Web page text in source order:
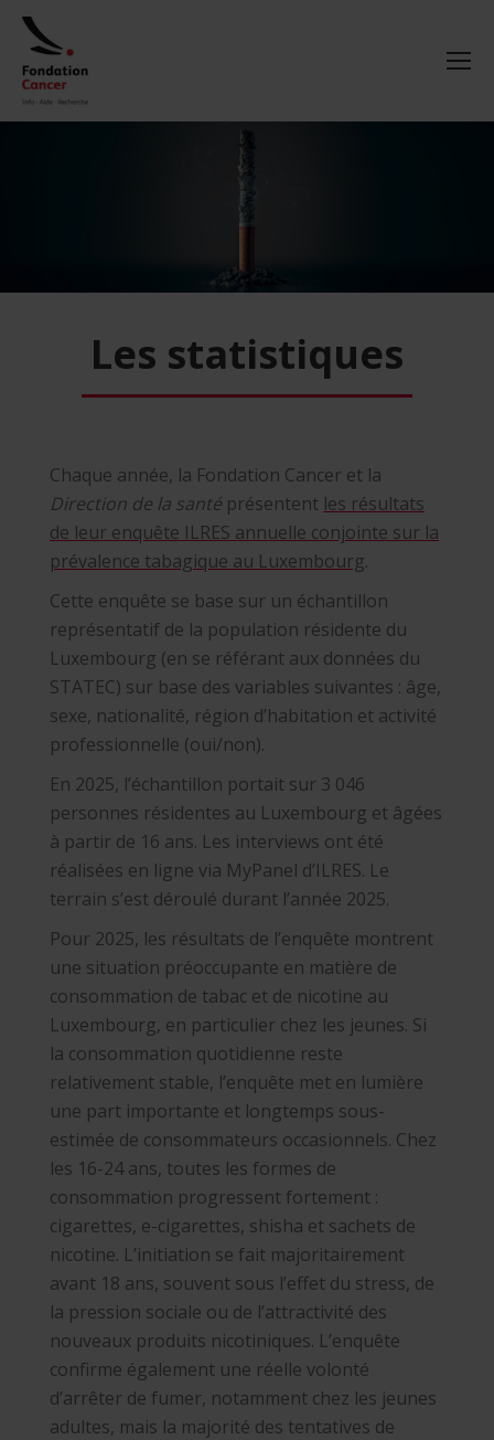
Les statistiques
Chaque année, la Fondation Cancer et la
Direction de la santé présentent les résultats
de leur enquête ILRES annuelle conjointe sur la
prévalence tabagique au Luxembourg.
Cette enquête se base sur un échantillon
représentatif de la population résidente du
Luxembourg (en se référant aux données du
STATEC) sur base des variables suivantes : âge,
sexe, nationalité, région d’habitation et activité
professionnelle (oui/non).
En 2025, l’échantillon portait sur 3 046
personnes résidentes au Luxembourg et âgées
à partir de 16 ans. Les interviews ont été
réalisées en ligne via MyPanel d’ILRES. Le
terrain s’est déroulé durant l’année 2025.
Pour 2025, les résultats de l’enquête montrent
une situation préoccupante en matière de
consommation de tabac et de nicotine au
Luxembourg, en particulier chez les jeunes. Si
la consommation quotidienne reste
relativement stable, l’enquête met en lumière
une part importante et longtemps sous-
estimée de consommateurs occasionnels. Chez
les 16-24 ans, toutes les formes de
consommation progressent fortement :
cigarettes, e-cigarettes, shisha et sachets de
nicotine. L’initiation se fait majoritairement
avant 18 ans, souvent sous l’effet du stress, de
la pression sociale ou de l’attractivité des
nouveaux produits nicotiniques. L’enquête
confirme également une réelle volonté
d’arrêter de fumer, notamment chez les jeunes
adultes, mais la majorité des tentatives de